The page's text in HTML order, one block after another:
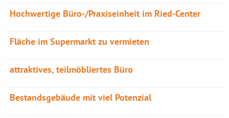
Hochwertige Büro-/Praxiseinheit im Ried-Center
Fläche im Supermarkt zu vermieten
attraktives, teilmöbliertes Büro
Bestandsgebäude mit viel Potenzial